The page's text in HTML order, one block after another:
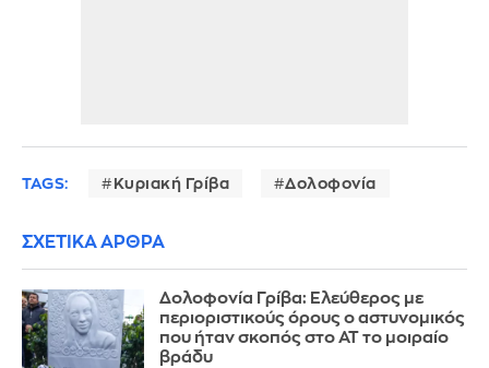
TAGS: Κυριακή Γρίβα Δολοφονία
ΣΧΕΤΙΚΑ ΑΡΘΡΑ
Δολοφονία Γρίβα: Ελεύθερος με
περιοριστικούς όρους ο αστυνομικός
που ήταν σκοπός στο ΑΤ το μοιραίο
βράδυ